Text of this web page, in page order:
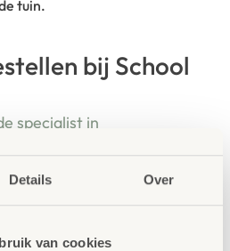
Details Over
van cookies
tuin.
bij School
specialist in
Wij geloven dat een
wanneer deze